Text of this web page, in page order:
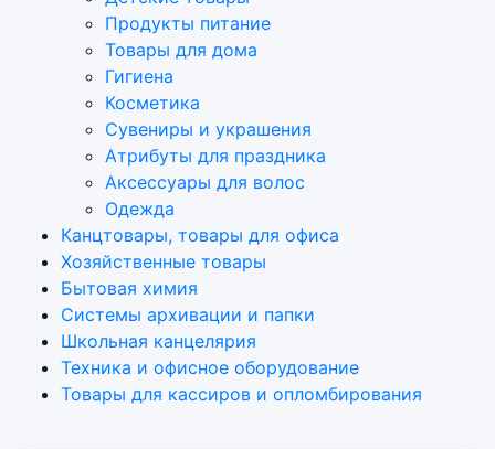
Продукты питание
Товары для дома
Гигиена
Косметика
Сувениры и украшения
Атрибуты для праздника
Аксеcсуары для волос
Одежда
Канцтовары, товары для офиса
Хозяйственные товары
Бытовая химия
Системы архивации и папки
Школьная канцелярия
Техника и офисное оборудование
Товары для кассиров и опломбирования